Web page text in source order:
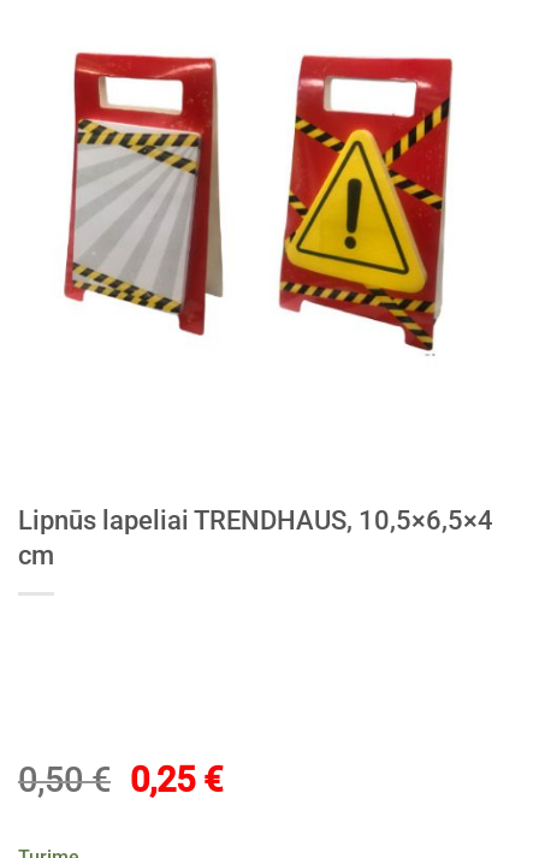
Lipnūs lapeliai TRENDHAUS, 10,5×6,5×4
cm
0,50€ Original
0,25 €Current